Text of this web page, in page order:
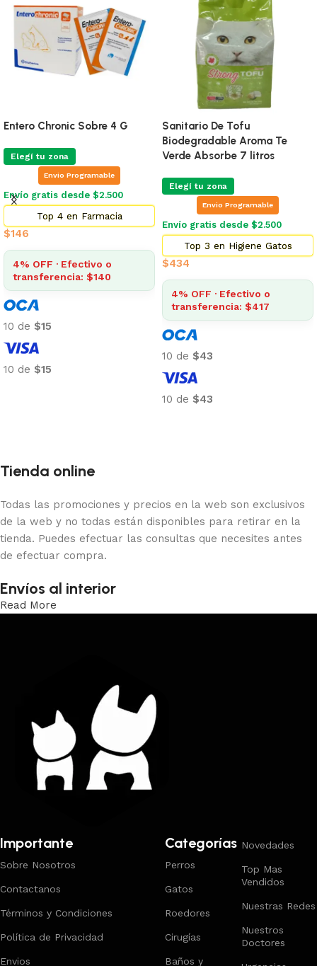
Entero Chronic Sobre 4 G
Elegí tu zona
Envio Programable
Envío gratis desde $2.500
Top 4 en Farmacia
$146
4% OFF · Efectivo o
transferencia: $140
10 de $15
10 de $15
Sanitario De Tofu
Biodegradable Aroma Te
Verde Absorbe 7 litros
Elegí tu zona
Envio Programable
Envío gratis desde $2.500
Top 3 en Higiene Gatos
$434
4% OFF · Efectivo o
transferencia: $417
10 de $43
10 de $43
Tienda online
Todas las promociones y precios en la web son exclusivos
de la web y no todas están disponibles para retirar en la
tienda. Puedes efectuar las consultas que necesites antes
de efectuar compra.
Envíos al interior
Read More
Importante
Sobre Nosotros
Contactanos
Términos y Condiciones
Política de Privacidad
Envios
Categorías
Perros
Gatos
Roedores
Cirugías
Baños y
Novedades
Top Mas
Vendidos
Nuestras Redes
Nuestros
Doctores